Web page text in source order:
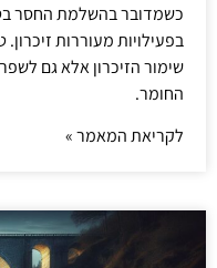
כשמדובר בהשלמת החסר
בפעילויות מעוררות
שימור הזיכרון אלא גם
החומר.
לקריאת המאמר »